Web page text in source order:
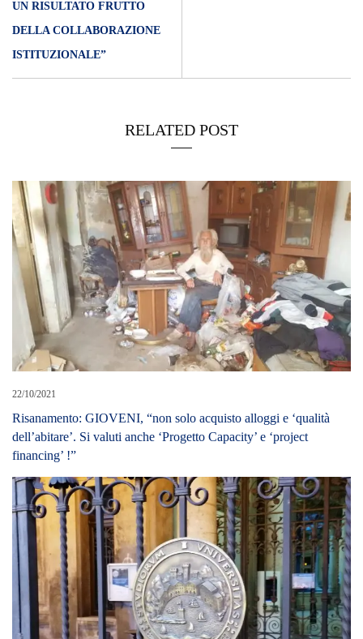
UN RISULTATO FRUTTO
DELLA COLLABORAZIONE
ISTITUZIONALE”
RELATED POST
22/10/2021
Risanamento: GIOVENI, “non solo acquisto alloggi e ‘qualità
dell’abitare’. Si valuti anche ‘Progetto Capacity’ e ‘project
financing’ !”